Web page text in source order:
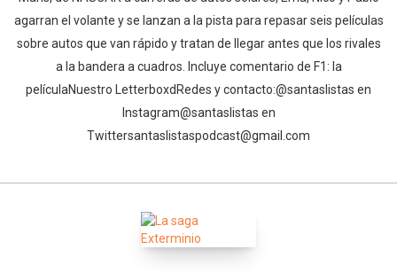
agarran el volante y se lanzan a la pista para repasar seis películas
sobre autos que van rápido y tratan de llegar antes que los rivales
a la bandera a cuadros. Incluye comentario de F1: la
película⁠⁠⁠⁠⁠⁠⁠⁠⁠⁠⁠⁠⁠⁠⁠⁠⁠⁠⁠⁠⁠⁠⁠⁠⁠⁠Nuestro Letterboxd⁠⁠⁠⁠⁠⁠⁠⁠⁠⁠⁠⁠⁠⁠⁠⁠⁠⁠⁠⁠⁠⁠⁠⁠⁠⁠⁠⁠⁠⁠⁠⁠Redes y contacto:⁠⁠⁠⁠⁠⁠⁠⁠⁠⁠⁠⁠⁠⁠⁠⁠⁠⁠⁠⁠⁠⁠⁠⁠⁠⁠⁠⁠⁠⁠⁠⁠@santaslistas⁠⁠⁠⁠⁠⁠⁠⁠⁠⁠⁠⁠⁠⁠⁠⁠⁠⁠⁠⁠⁠⁠⁠⁠⁠⁠⁠⁠⁠⁠⁠⁠ en
Instagram⁠⁠⁠⁠⁠⁠⁠⁠⁠⁠⁠⁠⁠⁠⁠⁠⁠⁠⁠⁠⁠⁠⁠⁠⁠⁠⁠⁠⁠⁠⁠⁠@santaslistas⁠⁠⁠⁠⁠⁠⁠⁠⁠⁠⁠⁠ en
Twitter⁠⁠⁠⁠⁠⁠⁠⁠⁠⁠⁠⁠⁠⁠⁠⁠⁠⁠⁠⁠⁠⁠⁠⁠⁠⁠⁠⁠⁠⁠⁠⁠santaslistaspodcast@gmail.com⁠